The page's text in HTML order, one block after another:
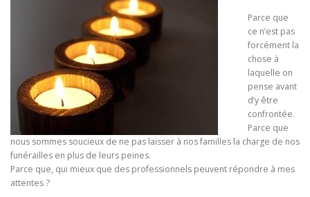
Parce que
ce n’est pas
forcément la
chose à
laquelle on
pense avant
d’y être
confrontée.
Parce que
nous sommes soucieux de ne pas laisser à nos familles la charge de nos
funérailles en plus de leurs peines.
Parce que, qui mieux que des professionnels peuvent répondre à mes
attentes ?